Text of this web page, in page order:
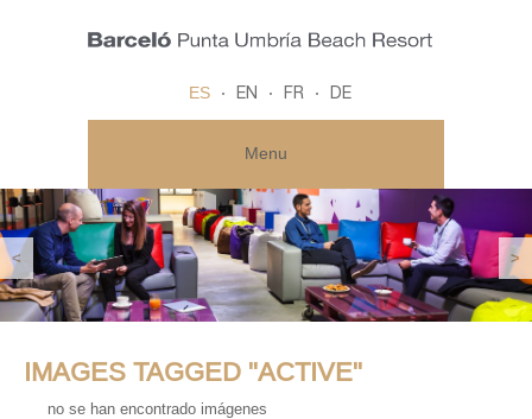
ES EN FR DE
Menu
< >
IMAGES TAGGED "ACTIVE"
no se han encontrado imágenes